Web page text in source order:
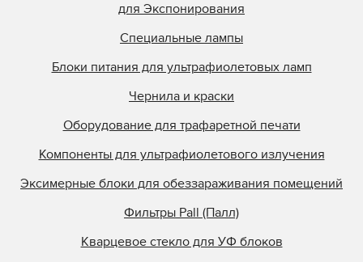
для Экспонирования
Специальные лампы
Блоки питания для ультрафиолетовых ламп
Чернила и краски
Оборудование для трафаретной печати
Компоненты для ультрафиолетового излучения
Эксимерные блоки для обеззараживания помещений
Фильтры Pall (Палл)
Кварцевое стекло для УФ блоков